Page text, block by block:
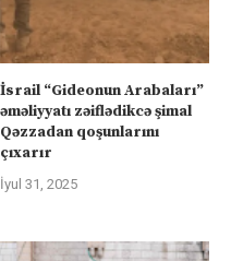
İsrail “Gideonun Arabaları”
əməliyyatı zəiflədikcə şimal
Qəzzadan qoşunlarını
çıxarır
İyul 31, 2025